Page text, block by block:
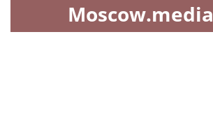
Moscow.media